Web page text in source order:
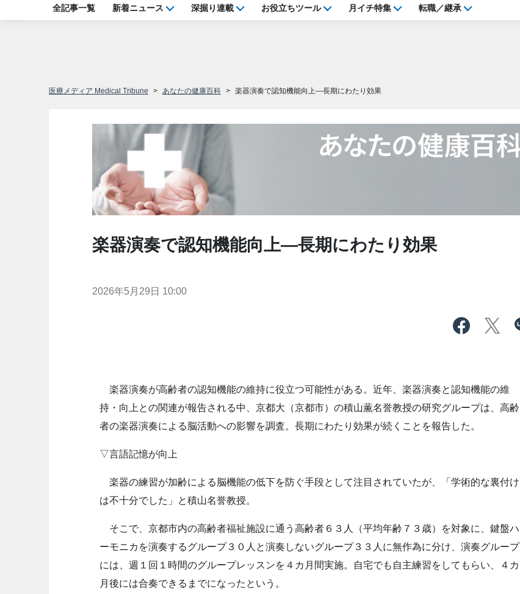
全記事一覧 新着ニュース 深掘り連載 お役立ちツール 月イチ特集 転職／継承
医療メディア Medical Tribune あなたの健康百科 楽器演奏で認知機能向上―長期にわたり効果
楽器演奏で認知機能向上―長期にわたり効果
2026年5月29日 10:00
楽器演奏が高齢者の認知機能の維持に役立つ可能性がある。近年、楽器演奏と認知機能の維
持・向上との関連が報告される中、京都大（京都市）の積山薫名誉教授の研究グループは、高齢
者の楽器演奏による脳活動への影響を調査。長期にわたり効果が続くことを報告した。
▽言語記憶が向上
楽器の練習が加齢による脳機能の低下を防ぐ手段として注目されていたが、「学術的な裏付け
は不十分でした」と積山名誉教授。
そこで、京都市内の高齢者福祉施設に通う高齢者６３人（平均年齢７３歳）を対象に、鍵盤ハ
ーモニカを演奏するグループ３０人と演奏しないグループ３３人に無作為に分け、演奏グループ
には、週１回１時間のグループレッスンを４カ月間実施。自宅でも自主練習をしてもらい、４カ
月後には合奏できるまでになったという。